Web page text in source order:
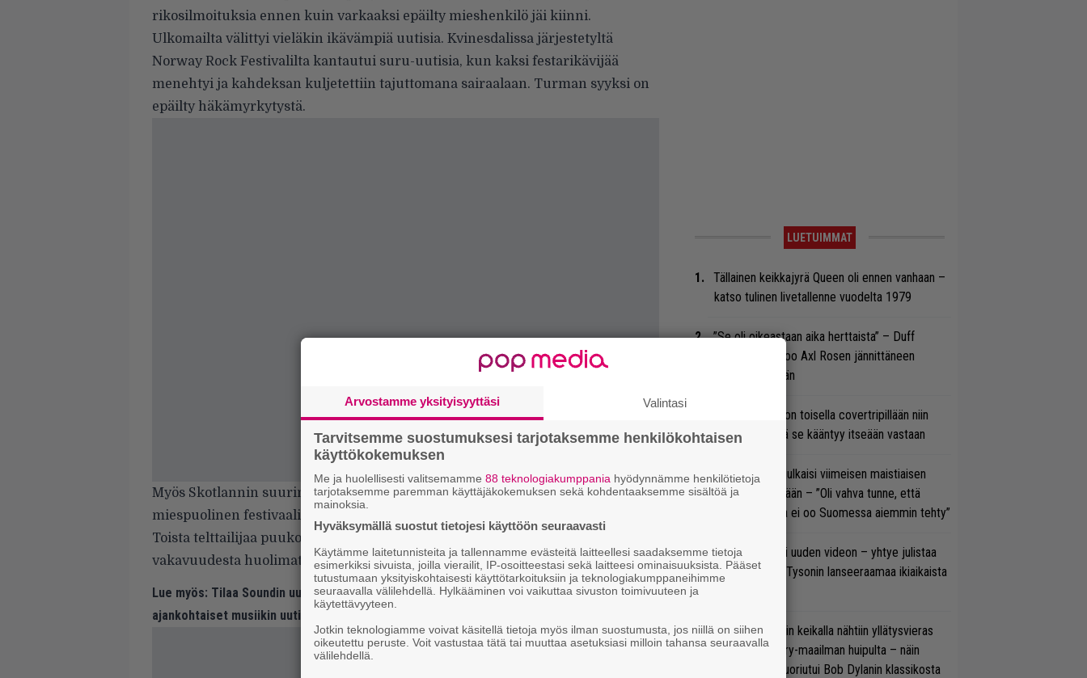
rikosilmoituksia ennen kuin varkaaksi epäilty mieshenkilö jäi kiinni.
Ulkomailta välittyi vieläkin ikävämpiä uutisia. Kvinesdalissa järjestetyltä
Norway Rock Festivalilta kantautui suru-uutisia, kun kaksi festarikävijää
menehtyi ja kahdeksan kuljetettiin tajuttomana sairaalaan. Turman syyksi on
epäilty häkämyrkytystä.
Myös Skotlannin suurin festarivaali T In The Park kohtasi kuolinuutisen, kun
miespuolinen festivaalivieras löydettin menehtyneenä teltasta sunnuntaina.
Toista telttailijaa puukotettiin, mutta uhrin on kerrottu selviävän vammojen
vakavuudesta huolimatta.
Lue myös: Tilaa Soundin uutiskirje ja tiedät mistä kahvitauolla puhutaan! Nappaa
ajankohtaiset musiikin uutiset ja puheenaiheet suoraan sähköpostiin tästä.
LUETUIMMAT
Tällainen keikkajyrä Queen oli ennen vanhaan –
katso tulinen livetallenne vuodelta 1979
”Se oli oikeastaan aika herttaista” – Duff
McKagan kertoo Axl Rosen jännittäneen
AC/DC-pestiään
Arvio: Saimaa on toisella covertripillään niin
suvereeni, että se kääntyy itseään vastaan
Marko Annala julkaisi viimeisen maistiaisen
soolodebyytiltään – ”Oli vahva tunne, että
tällaista musaa ei oo Suomessa aiemmin tehty”
Anthrax julkaisi uuden videon – yhtye julistaa
biisillään Mike Tysonin lanseeraamaa ikiaikaista
Guns N’ Rosesin keikalla nähtiin yllätysvieras
suoraan country-maailman huipulta – näin
kokoonpano suoriutui Bob Dylanin klassikosta
Arvostamme yksityisyyttäsi Valintasi
Tarvitsemme suostumuksesi tarjotaksemme henkilökohtaisen
käyttökokemuksen
Me ja huolellisesti valitsemamme 88 teknologiakumppania hyödynnämme henkilötietoja
tarjotaksemme paremman käyttäjäkokemuksen sekä kohdentaaksemme sisältöä ja
mainoksia.
Hyväksymällä suostut tietojesi käyttöön seuraavasti
Käytämme laitetunnisteita ja tallennamme evästeitä laitteellesi saadaksemme tietoja
esimerkiksi sivuista, joilla vierailit, IP-osoitteestasi sekä laitteesi ominaisuuksista. Pääset
tutustumaan yksityiskohtaisesti käyttötarkoituksiin ja teknologiakumppaneihimme
seuraavalla välilehdellä. Hylkääminen voi vaikuttaa sivuston toimivuuteen ja
käytettävyyteen.
Jotkin teknologiamme voivat käsitellä tietoja myös ilman suostumusta, jos niillä on siihen
oikeutettu peruste. Voit vastustaa tätä tai muuttaa asetuksiasi milloin tahansa seuraavalla
välilehdellä.